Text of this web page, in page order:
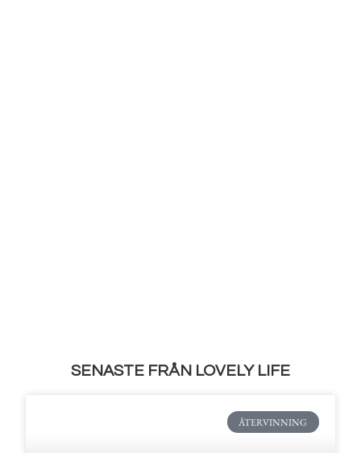
SENASTE FRÅN LOVELY LIFE
ÅTERVINNING